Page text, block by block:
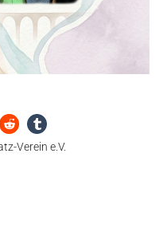
Verein e.V.